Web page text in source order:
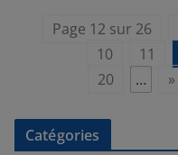
Page 12 sur 26
10
11
20
… »
Catégories